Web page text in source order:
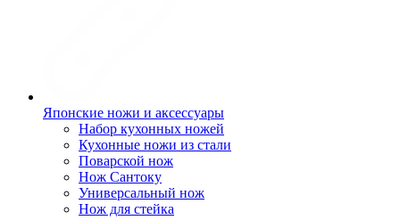
Японские ножи и аксессуары
Набор кухонных ножей
Кухонные ножи из стали
Поварской нож
Нож Сантоку
Универсальный нож
Нож для стейка